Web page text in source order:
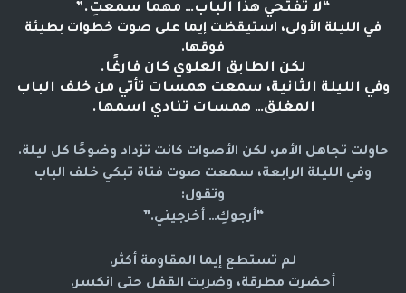
“لا تفتحي هذا الباب… مهما سمعتِ.”
في الليلة الأولى، استيقظت إيما على صوت خطوات بطيئة
فوقها.
لكن الطابق العلوي كان فارغًا.
وفي الليلة الثانية، سمعت همسات تأتي من خلف الباب
المغلق… همسات تنادي اسمها.
حاولت تجاهل الأمر، لكن الأصوات كانت تزداد وضوحًا كل ليلة.
وفي الليلة الرابعة، سمعت صوت فتاة تبكي خلف الباب
وتقول:
“أرجوكِ… أخرجيني.”
لم تستطع إيما المقاومة أكثر.
أحضرت مطرقة، وضربت القفل حتى انكسر.